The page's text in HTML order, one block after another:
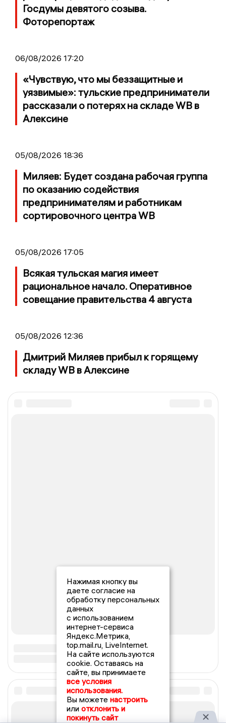
Госдумы девятого созыва.
Фоторепортаж
06/08/2026 17:20
«Чувствую, что мы беззащитные и
уязвимые»: тульские предприниматели
рассказали о потерях на складе WB в
Алексине
05/08/2026 18:36
Миляев: Будет создана рабочая группа
по оказанию содействия
предпринимателям и работникам
сортировочного центра WB
05/08/2026 17:05
Всякая тульская магия имеет
рациональное начало. Оперативное
совещание правительства 4 августа
05/08/2026 12:36
Дмитрий Миляев прибыл к горящему
складу WB в Алексине
Нажимая кнопку вы
даете согласие на
обработку персональных
данных
с использованием
интернет-сервиса
Яндекс.Метрика,
top.mail.ru, LiveInternet.
На сайте используются
cookie. Оставаясь на
сайте, вы принимаете
все условия
использования.
Вы можете настроить
или отклонить и
покинуть сайт